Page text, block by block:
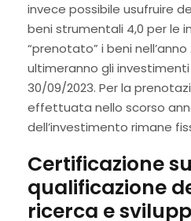
invece possibile usufruire
beni strumentali 4,0 per le
“prenotato” i beni nell’anno
ultimeranno gli
30/09/2023. Per la
effettuata nello scorso
dell’investimento rimane
Certificazione
qualificazione
ricerca e